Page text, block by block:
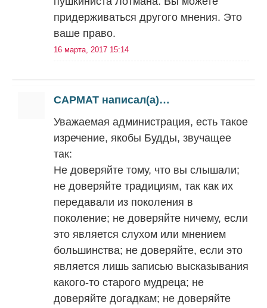
придерживаться другого мнения. Это
ваше право.
16 марта, 2017 15:14
CAPMAT написал(а)…
Уважаемая администрация, есть такое
изречение, якобы Будды, звучащее
так:
Не доверяйте тому, что вы слышали;
не доверяйте традициям, так как их
передавали из поколения в
поколение; не доверяйте ничему, если
это является слухом или мнением
большинства; не доверяйте, если это
является лишь записью высказывания
какого-то старого мудреца; не
доверяйте догадкам; не доверяйте